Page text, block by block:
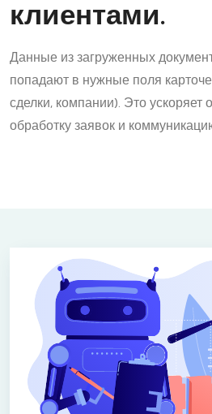
клиентами.
Данные из загруженных
попадают в нужные поля
сделки, компании). Это ускоряет
обработку заявок и